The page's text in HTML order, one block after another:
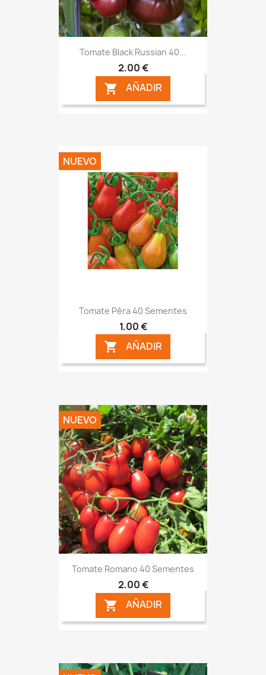
Tomate Black Russian 40...
2,00 €
 AÑADIR
Tomate Pêra 40 Sementes
1,00 €
 AÑADIR
NUEVO
Tomate Romano 40 Sementes
2,00 €
 AÑADIR
NUEVO